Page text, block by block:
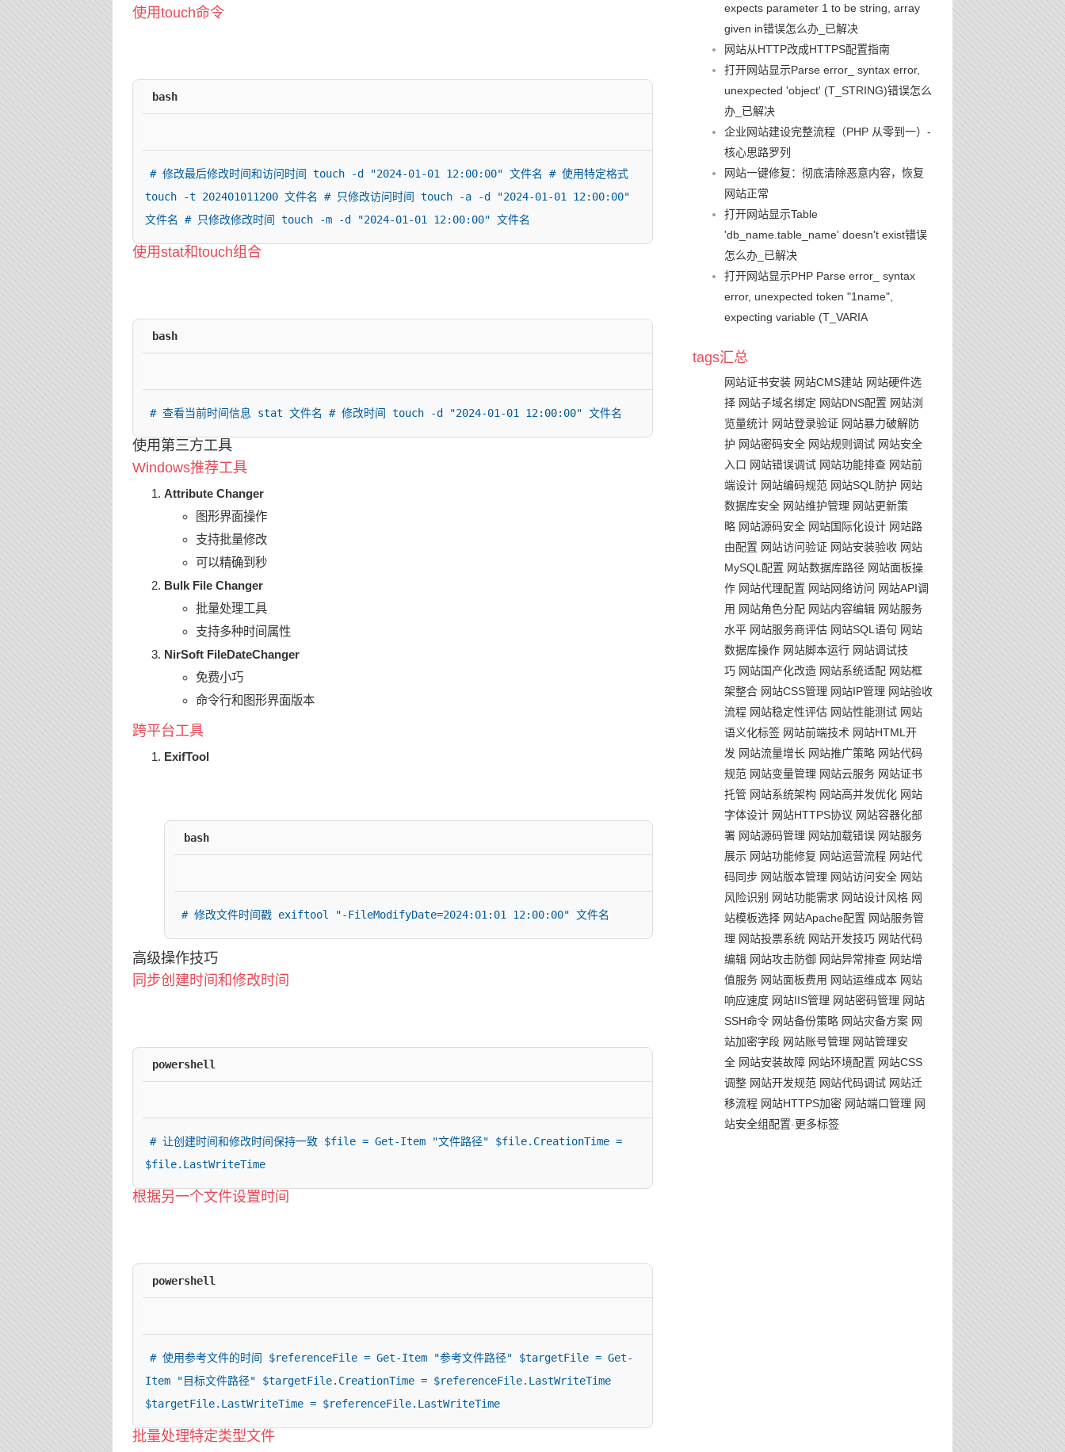
使用touch命令
bash
# 修改最后修改时间和访问时间 touch -d "2024-01-01 12:00:00" 文件名 # 使用特定格式
touch -t 202401011200 文件名 # 只修改访问时间 touch -a -d "2024-01-01 12:00:00"
文件名 # 只修改修改时间 touch -m -d "2024-01-01 12:00:00" 文件名
使用stat和touch组合
bash
# 查看当前时间信息 stat 文件名 # 修改时间 touch -d "2024-01-01 12:00:00" 文件名
使用第三方工具
Windows推荐工具
Attribute Changer
图形界面操作
支持批量修改
可以精确到秒
Bulk File Changer
批量处理工具
支持多种时间属性
NirSoft FileDateChanger
免费小巧
命令行和图形界面版本
跨平台工具
ExifTool
bash
# 修改文件时间戳 exiftool "-FileModifyDate=2024:01:01 12:00:00" 文件名
高级操作技巧
同步创建时间和修改时间
powershell
# 让创建时间和修改时间保持一致 $file = Get-Item "文件路径" $file.CreationTime =
$file.LastWriteTime
根据另一个文件设置时间
powershell
# 使用参考文件的时间 $referenceFile = Get-Item "参考文件路径" $targetFile = Get-
Item "目标文件路径" $targetFile.CreationTime = $referenceFile.LastWriteTime
$targetFile.LastWriteTime = $referenceFile.LastWriteTime
批量处理特定类型文件
expects parameter 1 to be string, array
given in错误怎么办_已解决
网站从HTTP改成HTTPS配置指南
打开网站显示Parse error_ syntax error,
unexpected 'object' (T_STRING)错误怎么
办_已解决
企业网站建设完整流程（PHP 从零到一）-
核心思路罗列
网站一键修复：彻底清除恶意内容，恢复
网站正常
打开网站显示Table
'db_name.table_name' doesn't exist错误
怎么办_已解决
打开网站显示PHP Parse error_ syntax
error, unexpected token "1name",
expecting variable (T_VARIA
tags汇总
网站证书安装 网站CMS建站 网站硬件选
择 网站子域名绑定 网站DNS配置 网站浏
览量统计 网站登录验证 网站暴力破解防
护 网站密码安全 网站规则调试 网站安全
入口 网站错误调试 网站功能排查 网站前
端设计 网站编码规范 网站SQL防护 网站
数据库安全 网站维护管理 网站更新策
略 网站源码安全 网站国际化设计 网站路
由配置 网站访问验证 网站安装验收 网站
MySQL配置 网站数据库路径 网站面板操
作 网站代理配置 网站网络访问 网站API调
用 网站角色分配 网站内容编辑 网站服务
水平 网站服务商评估 网站SQL语句 网站
数据库操作 网站脚本运行 网站调试技
巧 网站国产化改造 网站系统适配 网站框
架整合 网站CSS管理 网站IP管理 网站验收
流程 网站稳定性评估 网站性能测试 网站
语义化标签 网站前端技术 网站HTML开
发 网站流量增长 网站推广策略 网站代码
规范 网站变量管理 网站云服务 网站证书
托管 网站系统架构 网站高并发优化 网站
字体设计 网站HTTPS协议 网站容器化部
署 网站源码管理 网站加载错误 网站服务
展示 网站功能修复 网站运营流程 网站代
码同步 网站版本管理 网站访问安全 网站
风险识别
网站功能需求 网站设计风格 网
站模板选择 网站Apache配置 网站服务管
理 网站投票系统 网站开发技巧 网站代码
编辑 网站攻击防御 网站异常排查 网站增
值服务 网站面板费用 网站运维成本 网站
响应速度 网站IIS管理 网站密码管理 网站
SSH命令 网站备份策略 网站灾备方案 网
站加密字段 网站账号管理 网站管理安
全 网站安装故障 网站环境配置 网站CSS
调整 网站开发规范 网站代码调试 网站迁
移流程 网站HTTPS加密 网站端口管理 网
站安全组配置-更多标签